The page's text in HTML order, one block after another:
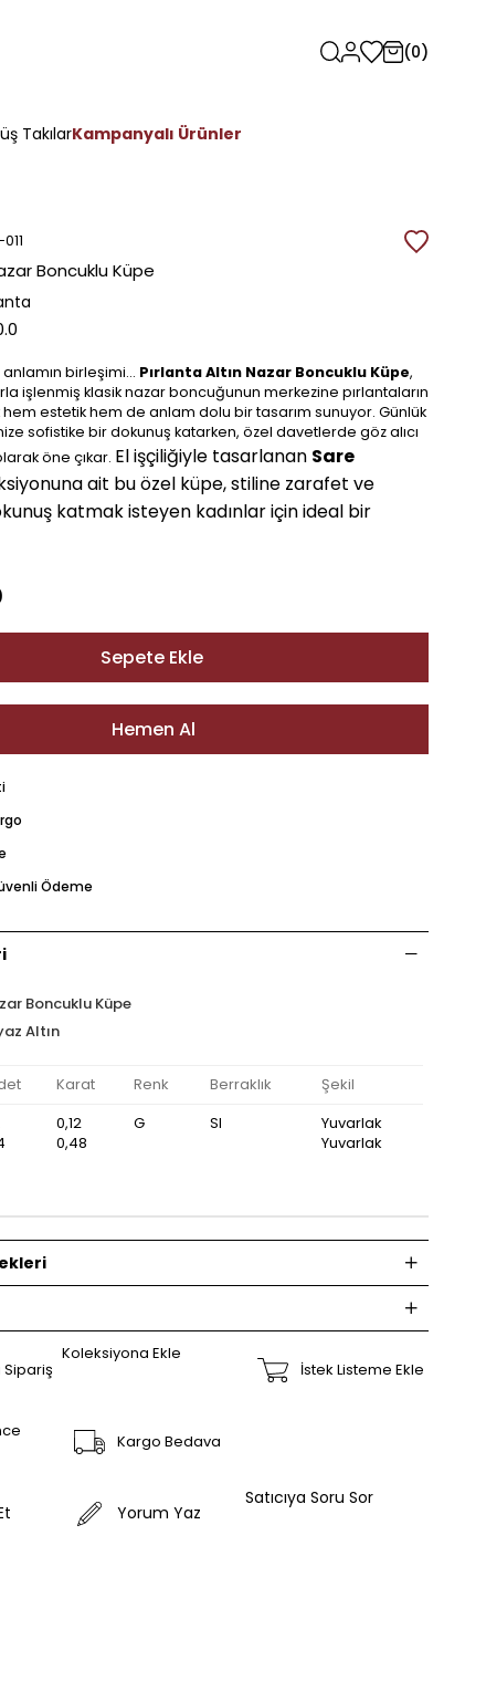
0
TakılarKampanyalı Ürünler
Boncuklu Küpe
anlamın birleşimi… Pırlanta Altın Nazar Boncuklu Küpe,
işlenmiş klasik nazar boncuğunun merkezine pırlantaların
hem estetik hem de anlam dolu bir tasarım sunuyor. Günlük
sofistike bir dokunuş katarken, özel davetlerde göz alıcı
öne çıkar. El işçiliğiyle tasarlanan Sare
ait bu özel küpe, stiline zarafet ve
katmak isteyen kadınlar için ideal bir
Ödeme
Boncuklu Küpe
Altın
Karat Renk Berraklık
Şekil
0,12
0,48
G SI
Yuvarlak
Yuvarlak
Koleksiyona Ekle
İstek Listeme Ekle
Kargo Bedava
Yorum Yaz
Satıcıya Soru Sor